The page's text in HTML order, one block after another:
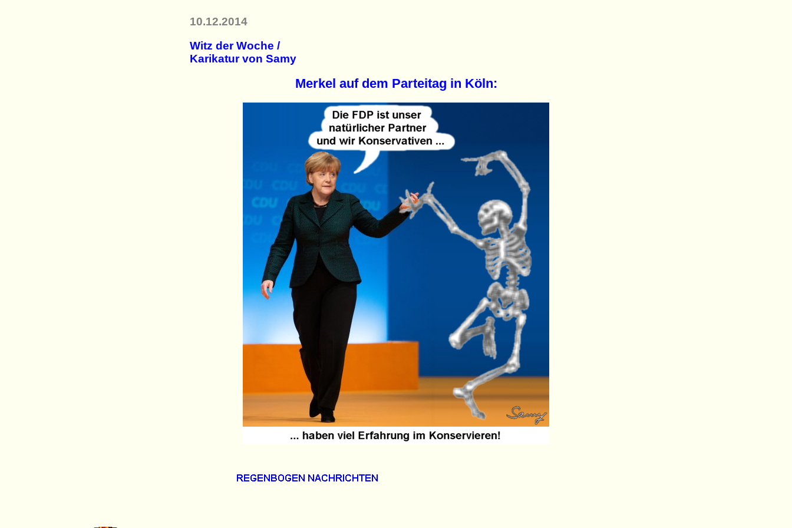
10.12.2014
Witz der Woche /
Karikatur von Samy
Merkel auf dem Parteitag in Köln: